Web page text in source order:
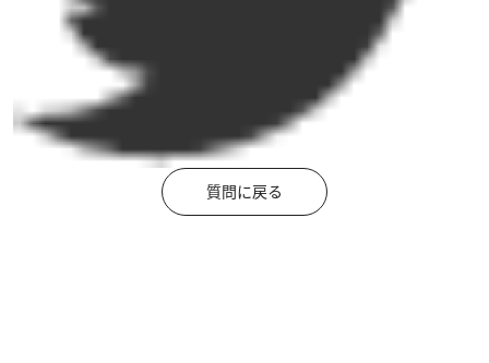
質問に戻る